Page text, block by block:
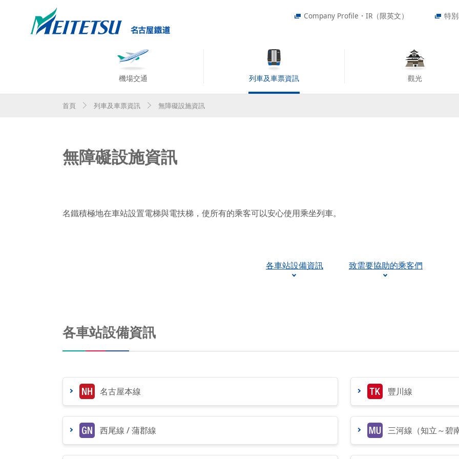
機場交通 列車及車票資訊 觀光
Company Profile・IR（限英文） 特
首頁 列車及車票資訊 無障礙設施資訊
無障礙設施資訊
名鐵積極地在車站設置電梯與電扶梯，使所有的乘客可以安心使用乘坐列車。
各車站設備資訊 致需要協助的乘客們
各車站設備資訊
名古屋本線 豐川線
西尾線 / 蒲郡線 三河線（知立～碧